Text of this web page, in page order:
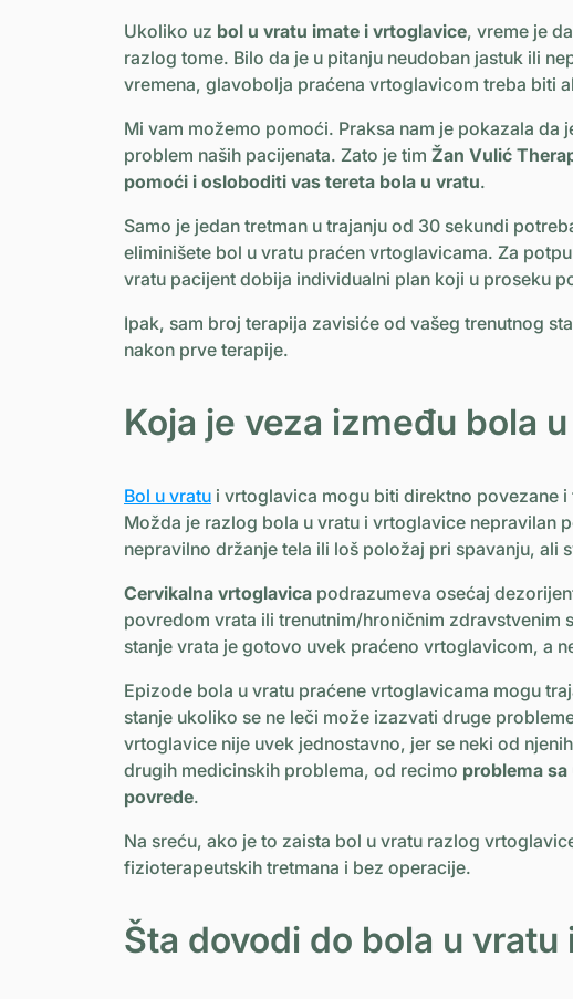
Ukoliko uz bol u vratu imate i vrtoglavice, vreme je
razlog tome. Bilo da je u pitanju neudoban jastuk ili
vremena, glavobolja praćena vrtoglavicom treba biti
Mi vam možemo pomoći. Praksa nam je pokazala
problem naših pacijenata. Zato je tim Žan Vulić
pomoći i osloboditi vas tereta bola u vratu.
Samo je jedan tretman u trajanju od 30 sekundi
eliminišete bol u vratu praćen vrtoglavicama. Za
vratu pacijent dobija individualni plan koji u proseku
Ipak, sam broj terapija zavisiće od vašeg trenutnog
nakon prve terapije.
Koja je veza između bola
Bol u vratu i vrtoglavica mogu biti direktno povezane i
Možda je razlog bola u vratu i vrtoglavice nepravilan
nepravilno držanje tela ili loš položaj pri spavanju, ali
Cervikalna vrtoglavica podrazumeva osećaj
povredom vrata ili trenutnim/hroničnim zdravstvenim
stanje vrata je gotovo uvek praćeno vrtoglavicom, a
Epizode ​​bola u vratu praćene vrtoglavicama mogu
stanje ukoliko se ne leči može izazvati druge
vrtoglavice nije uvek jednostavno, jer se neki od
drugih medicinskih problema, od recimo problema
povrede.
Na sreću, ako je to zaista bol u vratu razlog
fizioterapeutskih tretmana i bez operacije.
Šta dovodi do bola u